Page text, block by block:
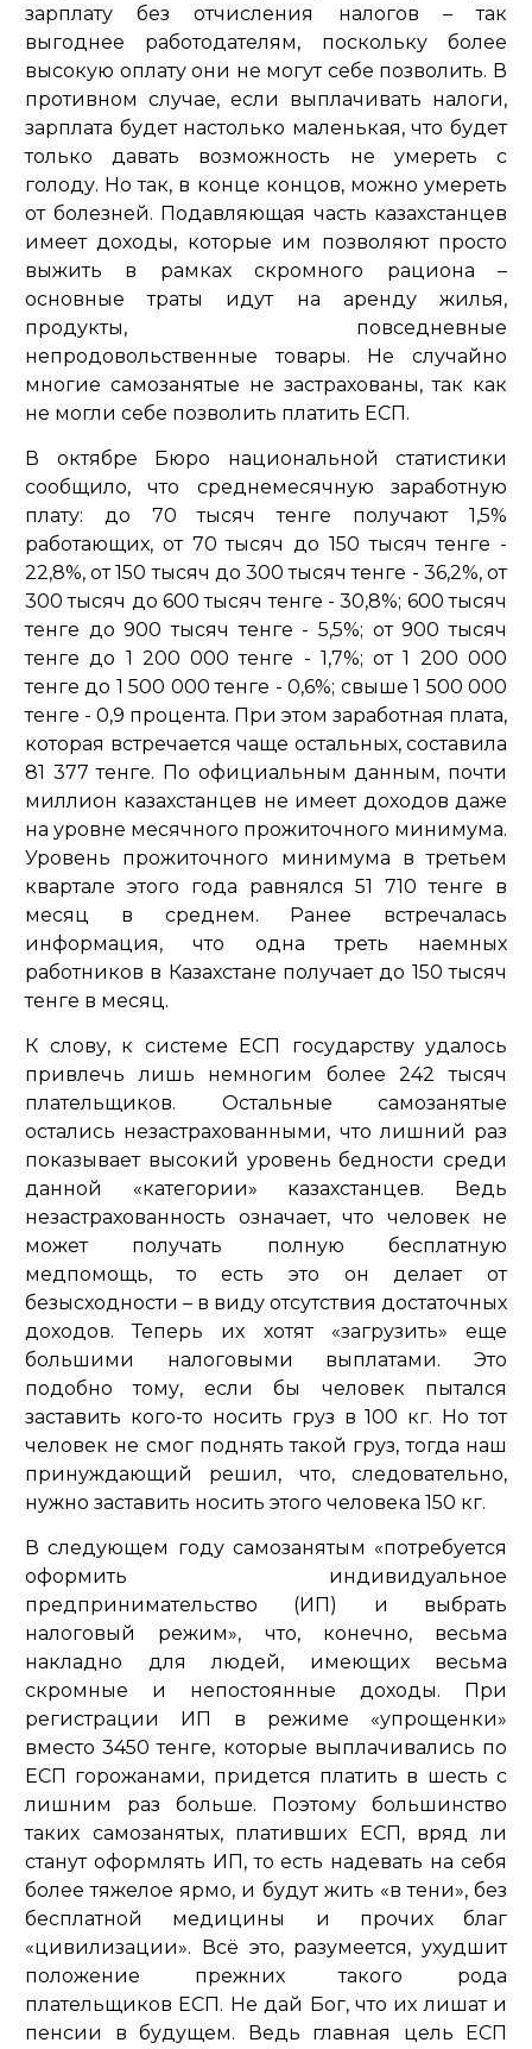
зарплату без отчисления налогов – так
выгоднее работодателям, поскольку более
высокую оплату они не могут себе позволить. В
противном случае, если выплачивать налоги,
зарплата будет настолько маленькая, что будет
только давать возможность не умереть с
голоду. Но так, в конце концов, можно умереть
от болезней. Подавляющая часть казахстанцев
имеет доходы, которые им позволяют просто
выжить в рамках скромного рациона –
основные траты идут на аренду жилья,
продукты, повседневные
непродовольственные товары. Не случайно
многие самозанятые не застрахованы, так как
не могли себе позволить платить ЕСП.
В октябре Бюро национальной статистики
сообщило, что среднемесячную заработную
плату: до 70 тысяч тенге получают 1,5%
работающих, от 70 тысяч до 150 тысяч тенге -
22,8%, от 150 тысяч до 300 тысяч тенге - 36,2%, от
300 тысяч до 600 тысяч тенге - 30,8%; 600 тысяч
тенге до 900 тысяч тенге - 5,5%; от 900 тысяч
тенге до 1 200 000 тенге - 1,7%; от 1 200 000
тенге до 1 500 000 тенге - 0,6%; свыше 1 500 000
тенге - 0,9 процента. При этом заработная плата,
которая встречается чаще остальных, составила
81 377 тенге. По официальным данным, почти
миллион казахстанцев не имеет доходов даже
на уровне месячного прожиточного минимума.
Уровень прожиточного минимума в третьем
квартале этого года равнялся 51 710 тенге в
месяц в среднем. Ранее встречалась
информация, что одна треть наемных
работников в Казахстане получает до 150 тысяч
тенге в месяц.
К слову, к системе ЕСП государству удалось
привлечь лишь немногим более 242 тысяч
плательщиков. Остальные самозанятые
остались незастрахованными, что лишний раз
показывает высокий уровень бедности среди
данной «категории» казахстанцев. Ведь
незастрахованность означает, что человек не
может получать полную бесплатную
медпомощь, то есть это он делает от
безысходности – в виду отсутствия достаточных
доходов. Теперь их хотят «загрузить» еще
большими налоговыми выплатами. Это
подобно тому, если бы человек пытался
заставить кого-то носить груз в 100 кг. Но тот
человек не смог поднять такой груз, тогда наш
принуждающий решил, что, следовательно,
нужно заставить носить этого человека 150 кг.
В следующем году самозанятым «потребуется
оформить индивидуальное
предпринимательство (ИП) и выбрать
налоговый режим», что, конечно, весьма
накладно для людей, имеющих весьма
скромные и непостоянные доходы. При
регистрации ИП в режиме «упрощенки»
вместо 3450 тенге, которые выплачивались по
ЕСП горожанами, придется платить в шесть с
лишним раз больше. Поэтому большинство
таких самозанятых, плативших ЕСП, вряд ли
станут оформлять ИП, то есть надевать на себя
более тяжелое ярмо, и будут жить «в тени», без
бесплатной медицины и прочих благ
«цивилизации». Всё это, разумеется, ухудшит
положение прежних такого рода
плательщиков ЕСП. Не дай Бог, что их лишат и
пенсии в будущем. Ведь главная цель ЕСП